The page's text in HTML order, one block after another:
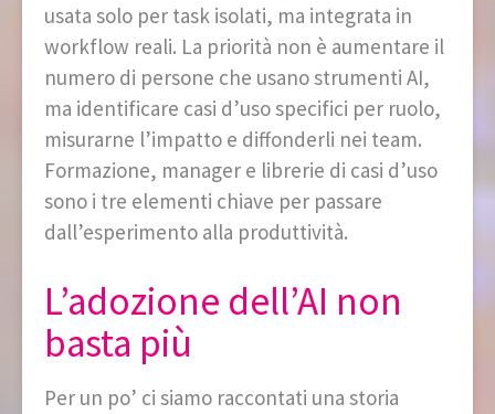
usata solo per task isolati, ma integrata in
workflow reali. La priorità non è aumentare il
numero di persone che usano strumenti AI,
ma identificare casi d’uso specifici per ruolo,
misurarne l’impatto e diffonderli nei team.
Formazione, manager e librerie di casi d’uso
sono i tre elementi chiave per passare
dall’esperimento alla produttività.
L’adozione dell’AI non
basta più
Per un po’ ci siamo raccontati una storia